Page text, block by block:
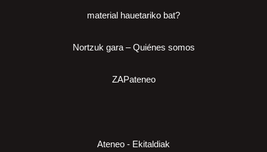
material hauetariko bat?
Nortzuk gara – Quiénes somos
ZAPateneo
Ateneo - Ekitaldiak